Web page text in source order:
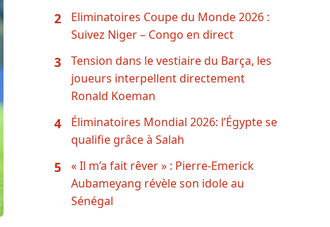
2
Eliminatoires Coupe du Monde 2026 :
Suivez Niger – Congo en direct
3
Tension dans le vestiaire du Barça, les
joueurs interpellent directement
Ronald Koeman
4
Éliminatoires Mondial 2026: l’Égypte se
qualifie grâce à Salah
5
« Il m’a fait rêver » : Pierre-Emerick
Aubameyang révèle son idole au
Sénégal